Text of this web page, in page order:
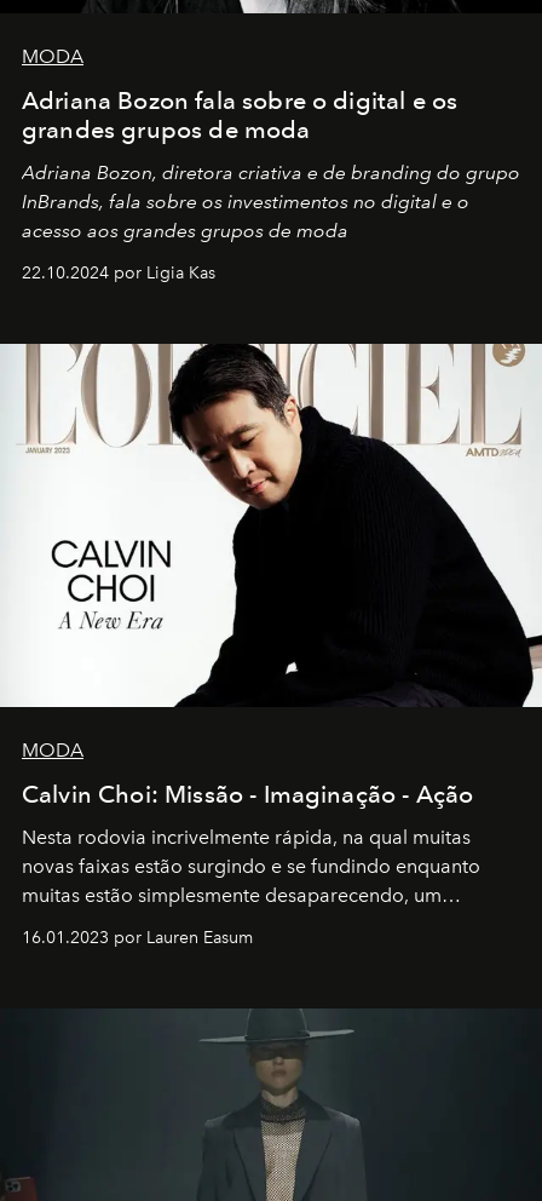
MODA
Adriana Bozon fala sobre o digital e os
grandes grupos de moda
Adriana Bozon, diretora criativa e de branding do grupo
InBrands, fala sobre os investimentos no digital e o
acesso aos grandes grupos de moda
22.10.2024 por Ligia Kas
MODA
Calvin Choi: Missão - Imaginação - Ação
Nesta rodovia incrivelmente rápida, na qual muitas
novas faixas estão surgindo e se fundindo enquanto
muitas estão simplesmente desaparecendo, um
transportador AMTD abrindo caminho para muitos
por propósitos, com um claro senso de missão na vida e
16.01.2023 por Lauren Easum